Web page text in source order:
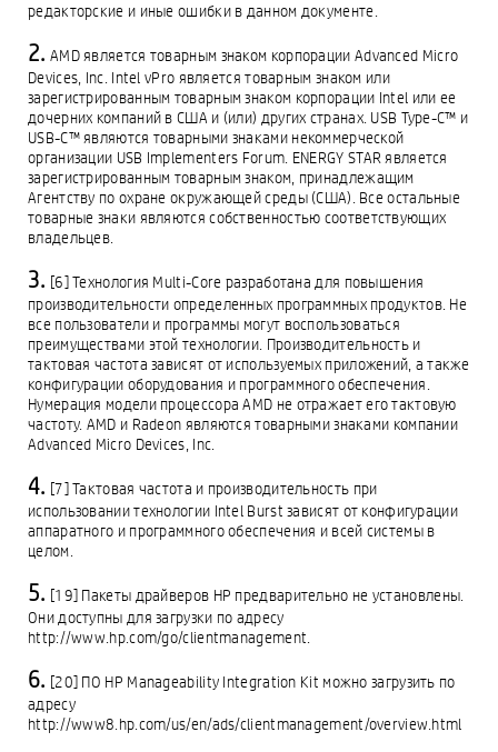
редакторские и иные ошибки в данном документе.
AMD является товарным знаком корпорации Advanced Micro
Devices, Inc. Intel vPro является товарным знаком или
зарегистрированным товарным знаком корпорации Intel или ее
дочерних компаний в США и (или) других странах. USB Type-C™ и
USB-C™ являются товарными знаками некоммерческой
организации USB Implementers Forum. ENERGY STAR является
зарегистрированным товарным знаком, принадлежащим
Агентству по охране окружающей среды (США). Все остальные
товарные знаки являются собственностью соответствующих
владельцев.
[6] Технология Multi-Core разработана для повышения
производительности определенных программных продуктов. Не
все пользователи и программы могут воспользоваться
преимуществами этой технологии. Производительность и
тактовая частота зависят от используемых приложений, а также
конфигурации оборудования и программного обеспечения.
Нумерация модели процессора AMD не отражает его тактовую
частоту. AMD и Radeon являются товарными знаками компании
Advanced Micro Devices, Inc.
[7] Тактовая частота и производительность при
использовании технологии Intel Burst зависят от конфигурации
аппаратного и программного обеспечения и всей системы в
целом.
[19] Пакеты драйверов HP предварительно не установлены.
Они доступны для загрузки по адресу
http://www.hp.com/go/clientmanagement.
[20] ПО HP Manageability Integration Kit можно загрузить по
адресу
http://www8.hp.com/us/en/ads/clientmanagement/overview.html